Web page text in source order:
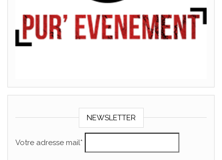
NEWSLETTER
Votre adresse mail*